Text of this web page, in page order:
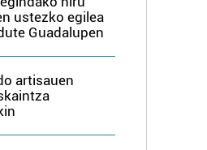
ustezko egilea
Guadalupen
artisauen